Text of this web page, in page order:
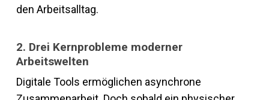
den Arbeitsalltag.
2. Drei Kernprobleme moderner
Arbeitswelten
Digitale Tools ermöglichen asynchrone